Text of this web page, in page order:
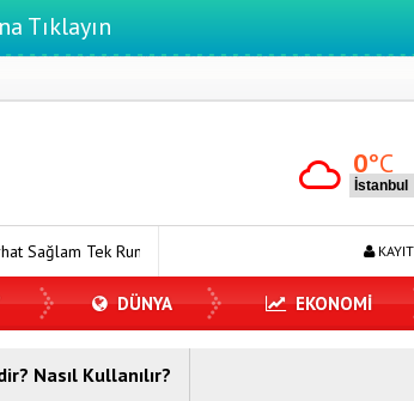
Tıklayın
0°C
Rumeli Tv’de Marka Atölyesi Programına Konuk Oldu
DÜNYA EKONOMİ
Nasıl Kullanılır?